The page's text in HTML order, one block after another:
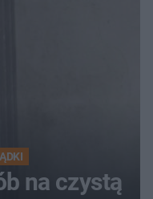
na czystą